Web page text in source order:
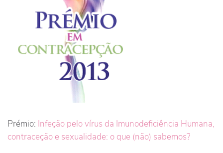
Prémio: Infeção pelo vírus da Imunodeficiência Humana,
contraceção e sexualidade: o que (não) sabemos?